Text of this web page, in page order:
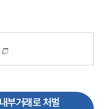
부거래로 처벌